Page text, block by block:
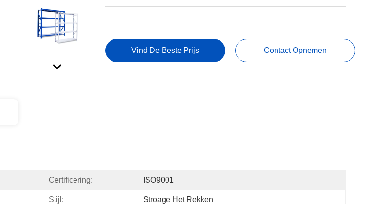
Vind De Beste Prijs Contact Opnemen
Certificering: ISO9001
Stijl: Stroage Het Rekken